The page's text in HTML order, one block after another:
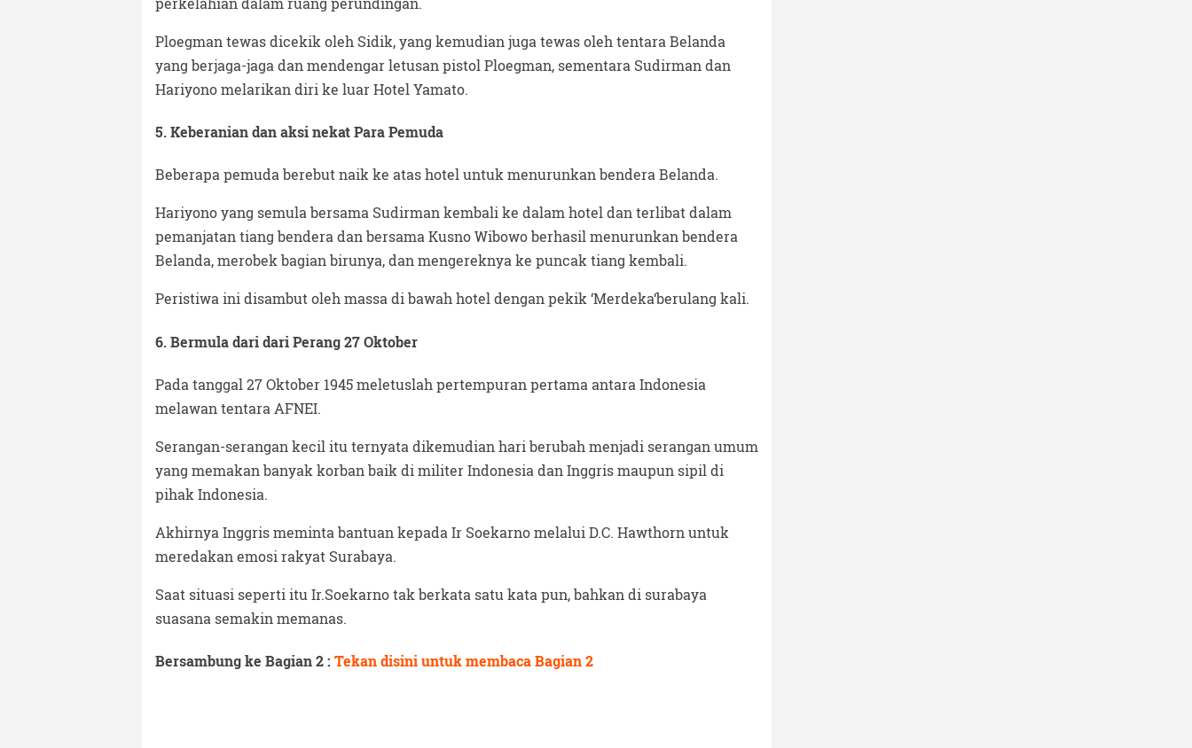
Ploegman tewas dicekik oleh Sidik, yang kemudian juga tewas oleh tentara Belanda
yang berjaga-jaga dan mendengar letusan pistol Ploegman, sementara Sudirman dan
Hariyono melarikan diri ke luar Hotel Yamato.
5. Keberanian dan aksi nekat Para Pemuda
Beberapa pemuda berebut naik ke atas hotel untuk menurunkan bendera Belanda.
Hariyono yang semula bersama Sudirman kembali ke dalam hotel dan terlibat dalam
pemanjatan tiang bendera dan bersama Kusno Wibowo berhasil menurunkan bendera
Belanda, merobek bagian birunya, dan mengereknya ke puncak tiang kembali.
Peristiwa ini disambut oleh massa di bawah hotel dengan pekik ‘Merdeka‘berulang kali.
6. Bermula dari dari Perang 27 Oktober
Pada tanggal 27 Oktober 1945 meletuslah pertempuran pertama antara Indonesia
melawan tentara AFNEI.
Serangan-serangan kecil itu ternyata dikemudian hari berubah menjadi serangan umum
yang memakan banyak korban baik di militer Indonesia dan Inggris maupun sipil di
pihak Indonesia.
Akhirnya Inggris meminta bantuan kepada Ir Soekarno melalui D.C. Hawthorn untuk
meredakan emosi rakyat Surabaya.
Saat situasi seperti itu Ir.Soekarno tak berkata satu kata pun, bahkan di surabaya
suasana semakin memanas.
Bersambung ke Bagian 2 : Tekan disini untuk membaca Bagian 2